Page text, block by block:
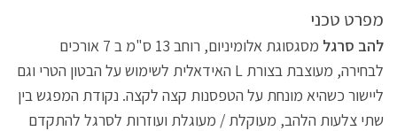
מפרט טכני
להב סרגל
מסגסוגת אלומיניום, רוחב 13 ס"מ ב 7 אורכים
לבחירה, מעוצבת בצורת L האידאלית לשימוש על הבטון הטרי וגם
ליישור כשהיא מונחת על הטפסנות קצה לקצה. נקודת המפגש בין
שתי צלעות הלהב, מעוקלת / מעוגלת ועוזרות לסרגל להתקדם